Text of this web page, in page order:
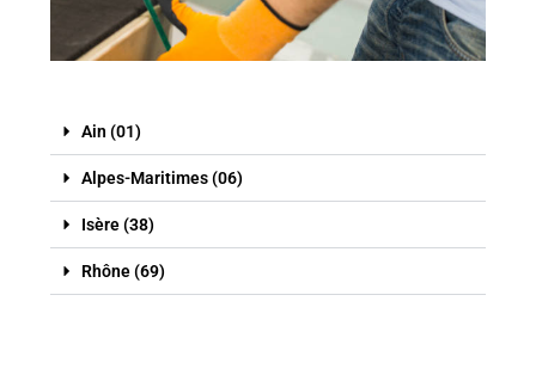
Ain (01)
Alpes-Maritimes (06)
Isère (38)
Rhône (69)